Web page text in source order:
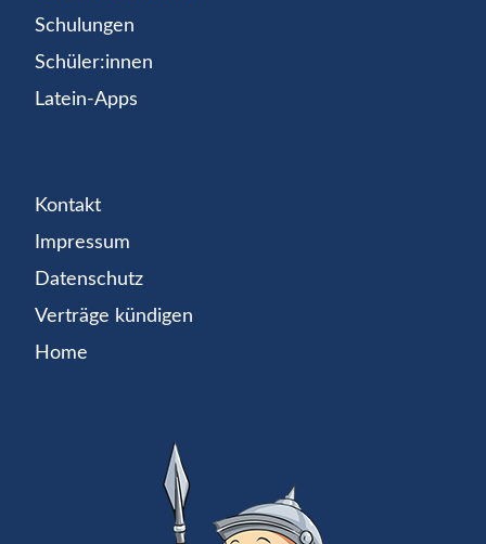
Schulungen
Schüler:innen
Latein-Apps
Kontakt
Impressum
Datenschutz
Verträge kündigen
Home